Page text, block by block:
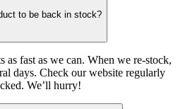
to be back in stock?
as fast as we can. When we re-stock,
days. Check our website regularly
We’ll hurry!